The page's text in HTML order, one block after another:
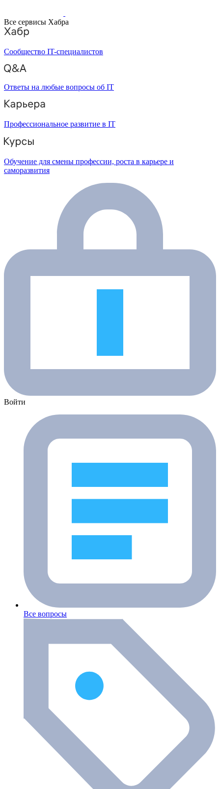
Все сервисы Хабра
Сообщество IT-специалистов
Ответы на любые вопросы об IT
Профессиональное развитие в IT
Обучение для смены профессии, роста в карьере и
саморазвития
Войти
Все вопросы